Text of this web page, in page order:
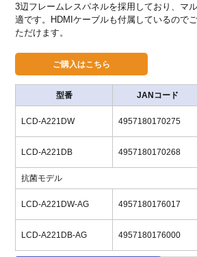
3辺フレームレスパネルを採用しており、マ
適です。HDMIケーブルも付属しているので
ただけます。
型番 JANコード
LCD-A221DW 4957180170275
LCD-A221DB 4957180170268
抗菌モデル
LCD-A221DW-AG 4957180176017
LCD-A221DB-AG 4957180176000